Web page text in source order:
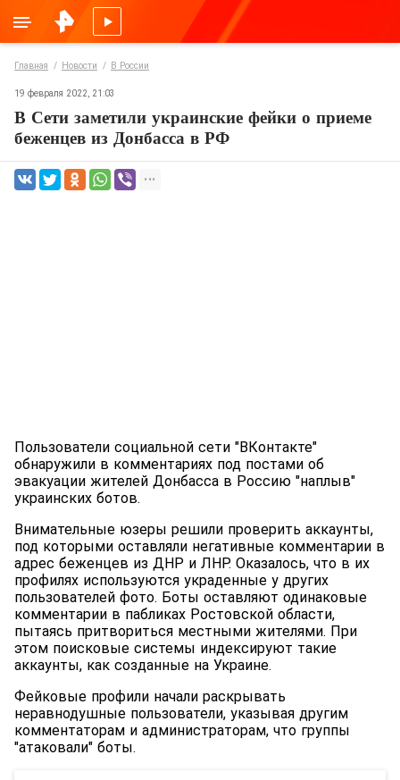
Главная Новости В России
19 февраля 2022, 21:03
В Сети заметили украинские фейки о приеме
беженцев из Донбасса в РФ
Пользователи социальной сети "ВКонтакте"
обнаружили в комментариях под постами об
эвакуации жителей Донбасса в Россию "наплыв"
украинских ботов.
Внимательные юзеры решили проверить аккаунты,
под которыми оставляли негативные комментарии в
адрес беженцев из ДНР и ЛНР. Оказалось, что в их
профилях используются украденные у других
пользователей фото. Боты оставляют одинаковые
комментарии в пабликах Ростовской области,
пытаясь притвориться местными жителями. При
этом поисковые системы индексируют такие
аккаунты, как созданные на Украине.
Фейковые профили начали раскрывать
неравнодушные пользователи, указывая другим
комментаторам и администраторам, что группы
"атаковали" боты.